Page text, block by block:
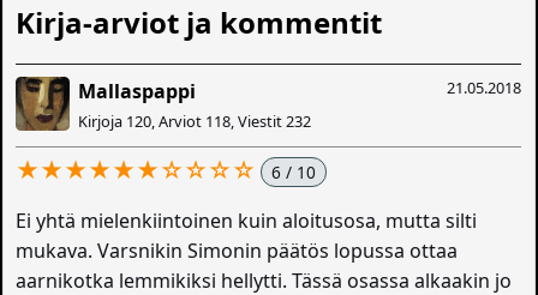
Kirja-arviot ja kommentit
21.05.2018
Mallaspappi
Kirjoja 120, Arviot 118, Viestit 232
★★★★★★☆☆☆☆ 6 / 10
Ei yhtä mielenkiintoinen kuin aloitusosa, mutta silti
mukava. Varsnikin Simonin päätös lopussa ottaa
aarnikotka lemmikiksi hellytti. Tässä osassa alkaakin jo